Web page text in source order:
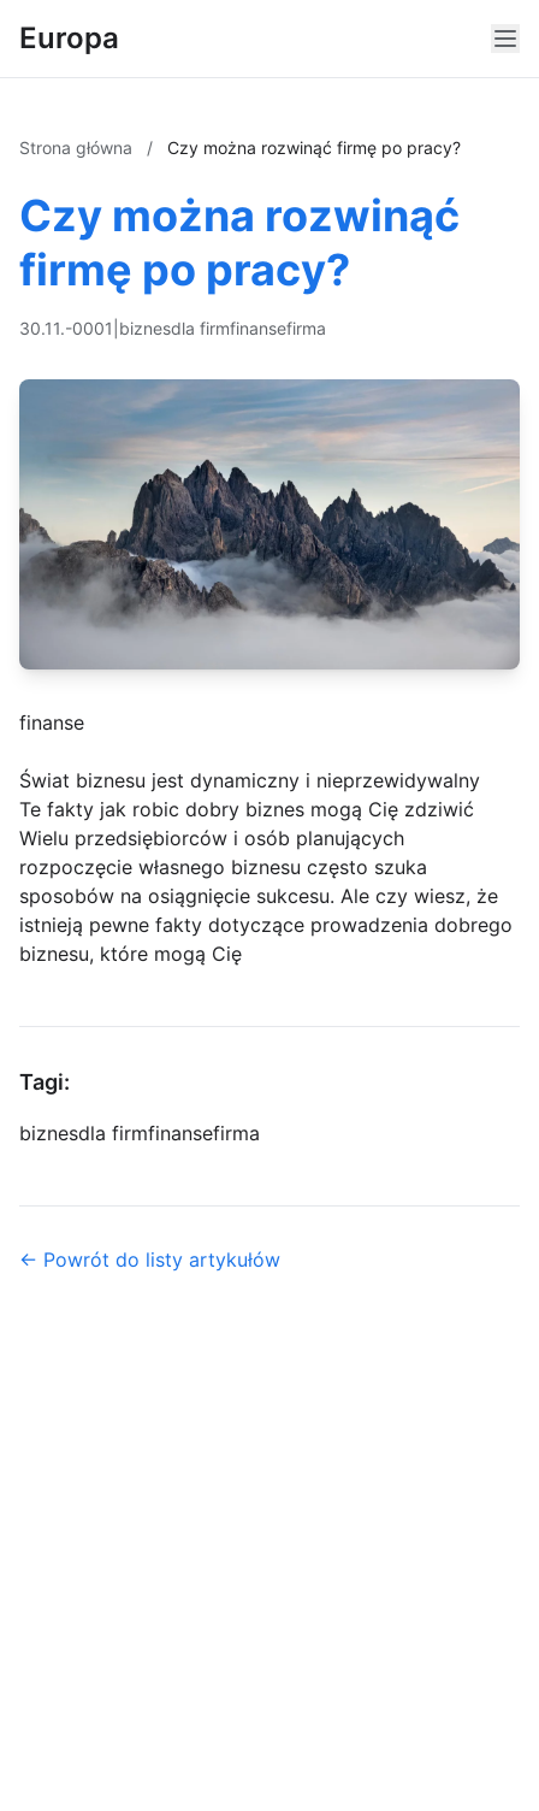
Europa
Strona główna / Czy można rozwinąć firmę po pracy?
Czy można rozwinąć
firmę po pracy?
30.11.-0001 biznesdla firmfinansefirma
finanse
Świat biznesu jest dynamiczny i nieprzewidywalny
Te fakty jak robic dobry biznes mogą Cię zdziwić
Wielu przedsiębiorców i osób planujących
rozpoczęcie własnego biznesu często szuka
sposobów na osiągnięcie sukcesu. Ale czy wiesz, że
istnieją pewne fakty dotyczące prowadzenia dobrego
biznesu, które mogą Cię
Tagi:
biznesdla firmfinansefirma
← Powrót do listy artykułów